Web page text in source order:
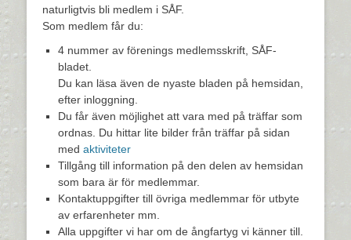
naturligtvis bli medlem i SÅF.
Som medlem får du:
4 nummer av förenings medlemsskrift, SÅF-
bladet.
Du kan läsa även de nyaste bladen på hemsidan,
efter inloggning.
Du får även möjlighet att vara med på träffar som
ordnas. Du hittar lite bilder från träffar på sidan
med aktiviteter
Tillgång till information på den delen av hemsidan
som bara är för medlemmar.
Kontaktuppgifter till övriga medlemmar för utbyte
av erfarenheter mm.
Alla uppgifter vi har om de ångfartyg vi känner till.